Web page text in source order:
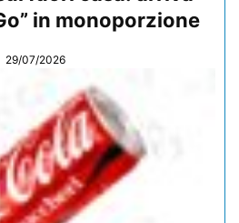
in monoporzione
29/07/2026